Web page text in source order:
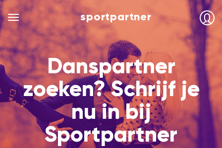
sportpartner
Danspartner
zoeken? Schrijf je
nu in bij
Sportpartner